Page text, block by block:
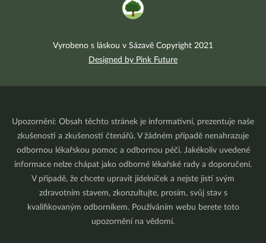
Vyrobeno s láskou v Sázavě Copyright 2021
Designed by Pink Future
Upozornění: Obsah těchto stránek je informativní, prezentuje naše
zkušenosti a zkušenosti čtenářů. V žádném případě nenahrazuje
odbornou lékařskou pomoc a odbornou péči. Jakékoliv uvedené
informace nelze chápat jako odborné lékařské rady a doporučení.
V případě, že chcete upravit jídelníček a nejste jistí svým
zdravotním stavem, zkonzultujte, prosím, svůj stav s
kvalifikovaným odborníkem. Používáním webu berete toto
upozornění na vědomí.